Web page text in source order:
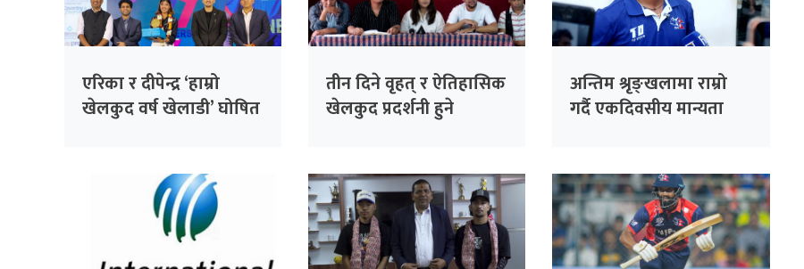
एरिका र दीपेन्द्र ‘हाम्रो
खेलकुद वर्ष खेलाडी’ घोषित
तीन दिने वृहत् र ऐतिहासिक
खेलकुद प्रदर्शनी हुने
अन्तिम श्रृङ्खलामा राम्रो
गर्दै एकदिवसीय मान्यता